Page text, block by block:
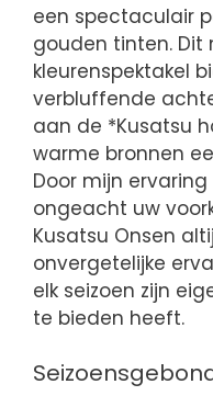
een spectaculair
gouden tinten. Dit
kleurenspektakel
verbluffende
aan de *Kusatsu
warme bronnen
Door mijn
ongeacht uw
Kusatsu Onsen
onvergetelijke
elk seizoen zijn
te bieden heeft.